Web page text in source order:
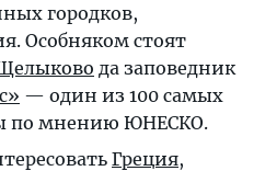
городков,
Особняком стоят
да заповедник
— один из 100 самых
по мнению ЮНЕСКО.
Греция,